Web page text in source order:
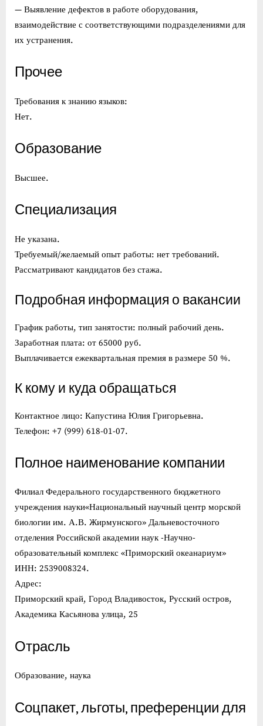
— Выявление дефектов в работе оборудования,
взаимодействие с соответствующими подразделениями для
их устранения.
Прочее
Требования к знанию языков:
Нет.
Образование
Высшее.
Специализация
Не указана.
Требуемый/желаемый опыт работы: нет требований.
Рассматривают кандидатов без стажа.
Подробная информация о вакансии
График работы, тип занятости: полный рабочий день.
Заработная плата: от 65000 руб.
Выплачивается ежеквартальная премия в размере 50 %.
К кому и куда обращаться
Контактное лицо: Капустина Юлия Григорьевна.
Телефон: +7 (999) 618-01-07.
Полное наименование компании
Филиал Федерального государственного бюджетного
учреждения науки«Национальный научный центр морской
биологии им. А.В. Жирмунского» Дальневосточного
отделения Российской академии наук -Научно-
образовательный комплекс «Приморский океанариум»
ИНН: 2539008324.
Адрес:
Приморский край, Город Владивосток, Русский остров,
Академика Касьянова улица, 25
Отрасль
Образование, наука
Соцпакет, льготы, преференции для